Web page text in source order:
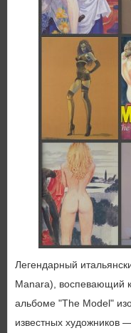
Легендарный
Manara), воспевающий
альбоме "The Model"
известных художников